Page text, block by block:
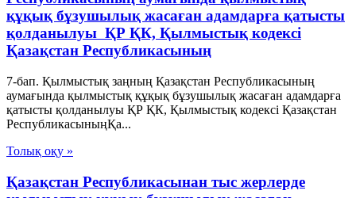
құқық бұзушылық жасаған адамдарға қатысты
қолданылуы ҚР ҚК, Қылмыстық кодексi
Қазақстан Республикасының
7-бап. Қылмыстық заңның Қазақстан Республикасының
аумағында қылмыстық құқық бұзушылық жасаған адамдарға
қатысты қолданылуы ҚР ҚК, Қылмыстық кодексi Қазақстан
РеспубликасыныңҚа...
Толық оқу »
Қазақстан Республикасынан тыс жерлерде